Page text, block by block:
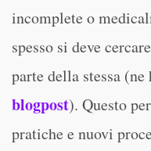
incomplete o
spesso si deve
parte della stessa
blogpost). Questo
pratiche e nuovi